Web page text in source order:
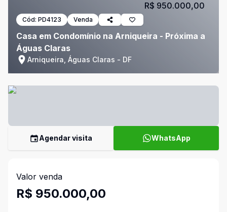
Cód: PD4123 Venda
Casa em Condomínio na Arniqueira - Próxima a
Águas Claras
Arniqueira, Águas Claras - DF
R$ 950.000,00
Agendar visita WhatsApp
Valor venda
R$ 950.000,00